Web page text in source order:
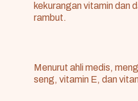
kekurangan vitamin dan
rambut.
Menurut ahli medis,
seng, vitamin E, dan